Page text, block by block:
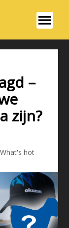
–
zijn?
What's hot